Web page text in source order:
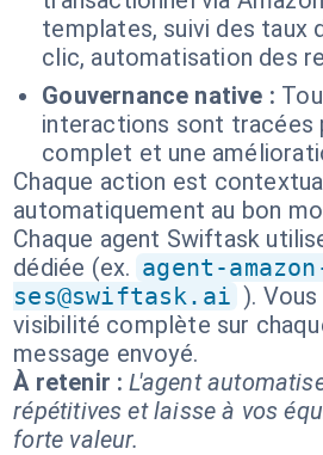
templates, suivi des taux
clic, automatisation des
Gouvernance native :
interactions sont tracées
complet et une
Chaque action est
automatiquement au bon
Chaque agent Swiftask
dédiée (ex. agent-
ses@swiftask.ai ). Vous
visibilité complète sur
message envoyé.
À retenir : L'agent
répétitives et laisse à vos
forte valeur.